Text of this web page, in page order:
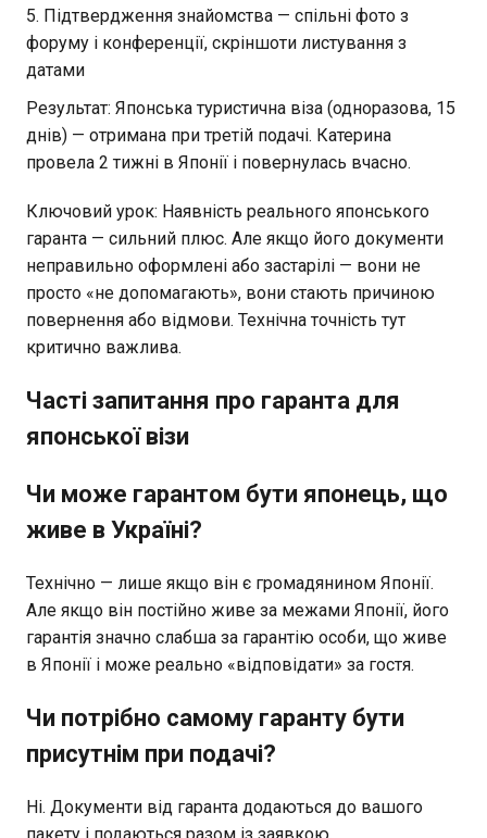
Підтвердження знайомства — спільні фото з
форуму і конференції, скріншоти листування з
датами
Результат: Японська туристична віза (одноразова, 15
днів) — отримана при третій подачі. Катерина
провела 2 тижні в Японії і повернулась вчасно.
Ключовий урок: Наявність реального японського
гаранта — сильний плюс. Але якщо його документи
неправильно оформлені або застарілі — вони не
просто «не допомагають», вони стають причиною
повернення або відмови. Технічна точність тут
критично важлива.
Часті запитання про гаранта для
японської візи
Чи може гарантом бути японець, що
живе в Україні?
Технічно — лише якщо він є громадянином Японії.
Але якщо він постійно живе за межами Японії, його
гарантія значно слабша за гарантію особи, що живе
в Японії і може реально «відповідати» за гостя.
Чи потрібно самому гаранту бути
присутнім при подачі?
Ні. Документи від гаранта додаються до вашого
пакету і подаються разом із заявкою.